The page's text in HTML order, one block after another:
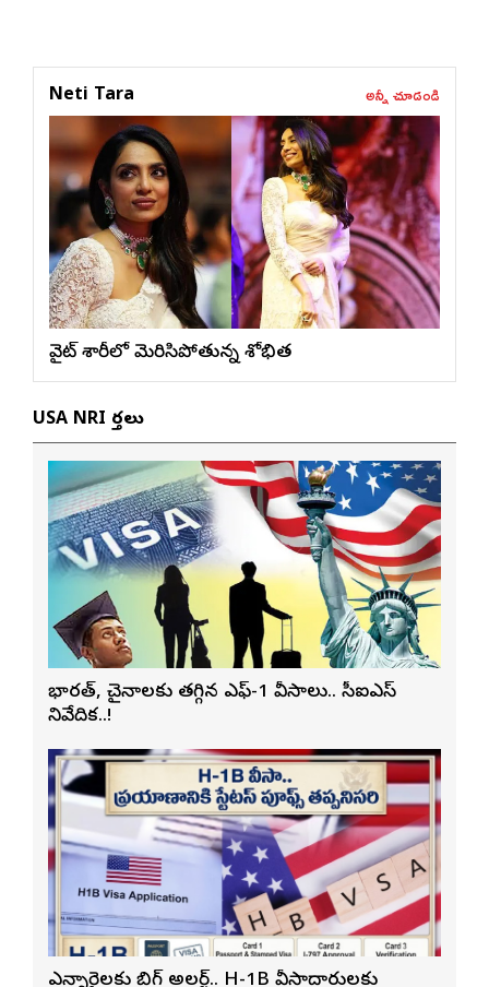
Neti Tara అన్నీ చూడండి
వైట్ శారీలో మెరిసిపోతున్న శోభిత
USA NRI వార్తలు
భారత్, చైనాలకు తగ్గిన ఎఫ్-1 వీసాలు.. సీఐఎస్
నివేదిక..!
ఎన్నారైలకు బిగ్ అలర్ట్.. H-1B వీసాదారులకు